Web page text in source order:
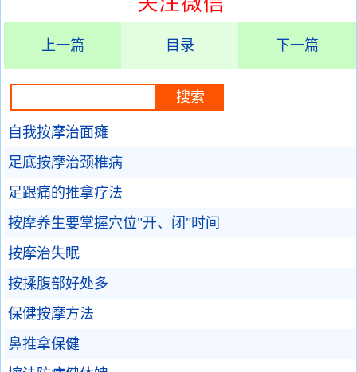
上一篇 目录 下一篇
自我按摩治面瘫
足底按摩治颈椎病
足跟痛的推拿疗法
按摩养生要掌握穴位"开、闭"时间
按摩治失眠
按揉腹部好处多
保健按摩方法
鼻推拿保健